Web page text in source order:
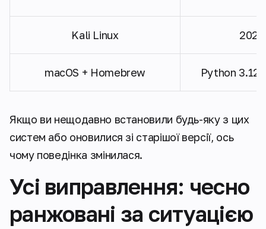
Kali Linux
macOS + Homebrew Python
Якщо ви нещодавно встановили будь-яку з цих
систем або оновилися зі старішої версії, ось
чому поведінка змінилася.
Усі виправлення: чесно
ранжовані за ситуацією